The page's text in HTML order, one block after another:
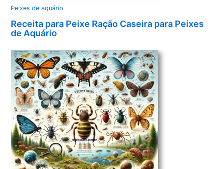
Peixes de aquário
Receita para Peixe Ração Caseira para Peixes
de Aquário